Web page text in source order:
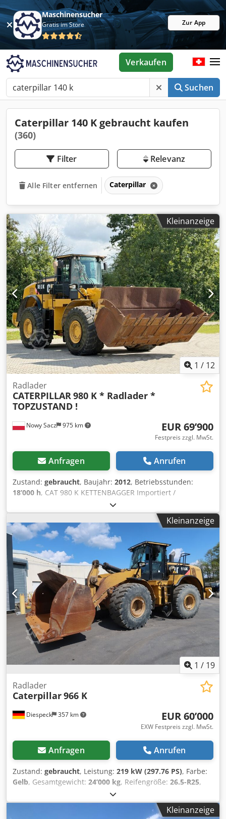
Maschinensucher
Gratis im Store Zur App
Suchen
Verkaufen
Caterpillar 140 K gebraucht kaufen
(360)
Filter Relevanz
Alle Filter entfernen Caterpillar
Kleinanzeige
1 / 12
Nowy Sacz 975 km
Radlader
CATERPILLAR980 K * Radlader *
TOPZUSTAND !
EUR 69’900
Festpreis zzgl. MwSt.
Anfragen Anrufen
Zustand: gebraucht, Baujahr: 2012, Betriebsstunden:
18’000 h, CAT 980 K KETTENBAGGER Importiert /
UNFALLFREI IN SEHR GUTEM ZUSTAND! *
HERSTELLUNGSJAHR: 2012 * BETRIEBSSTUNDEN: 18.000
Std. AUSSTATTUNG: * Radio * KLIMAANLAGE * Joystick-
Steuerung * Hydraulikleitung für Schnellwechsler *
Hydraulikleitungen für Hammer/Greifer/Schere *
Rückfahrkamera TEL.: * KUBA – POLNISCH, ENGLISCH,
DEUTSCH, ITALIENISCH * SEBASTIAN – POLNISCH,
DEUTSCH, ITALIENISCH * LASZLO – UNGARISCH Crjdpfx
Aozi Iqgjfdjf * COSTEL – RUMÄNISCH (Wir erledigen alle
Formalitäten für den Export, einschließlich der
erforderlichen Unterlagen) * RADEK – : 0031
Kleinanzeige
1 / 19
Diespeck 357 km
Radlader
Caterpillar966 K
EUR 60’000
EXW Festpreis zzgl. MwSt.
Anfragen Anrufen
Zustand: gebraucht, Leistung: 219 kW (297.76 PS), Farbe:
Gelb, Gesamtgewicht: 24’000 kg, Reifengröße: 26.5-R25,
, Baujahr:
13’999 h, 9.800 Stunden neuer Motor und Vorderachse
Credjy Durvjpfx Afdef Irrtümer vorbehalten
Kleinanzeige